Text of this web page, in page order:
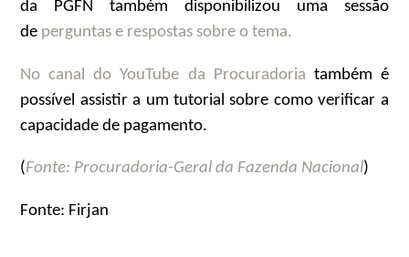
da PGFN também disponibilizou uma sessão
de perguntas e respostas sobre o tema.
No canal do YouTube da Procuradoria também é
possível assistir a um tutorial sobre como verificar a
capacidade de pagamento.
(Fonte: Procuradoria-Geral da Fazenda Nacional)
Fonte: Firjan